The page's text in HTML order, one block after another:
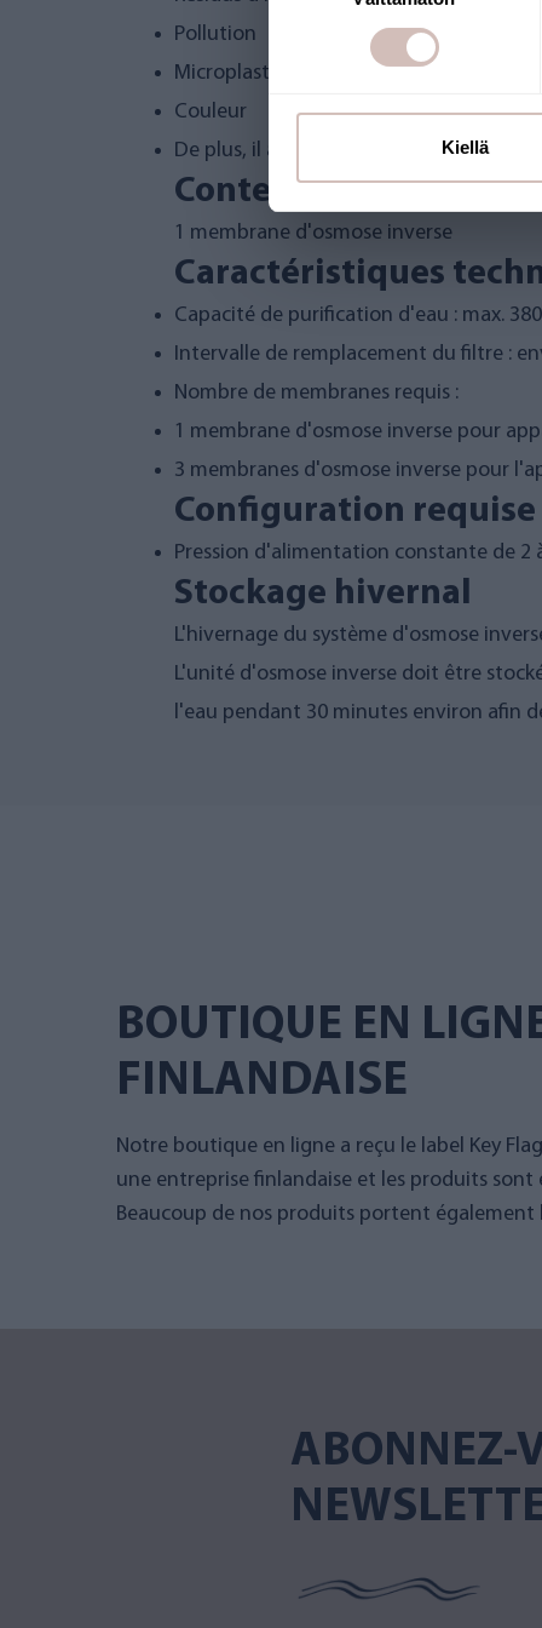
Kiellä
Pollution
Microplastiques
Couleur
De plus, il adoucit l'eau
Contenu de
1 membrane d'osmose inverse
Caractéristiques
Capacité de purification d'eau : max.
Intervalle de remplacement du filtre :
Nombre de membranes requis :
1 membrane d'osmose inverse pour
3 membranes d'osmose inverse pour
Configuration requise
Pression d'alimentation constante de 2
Stockage hivernal
L'hivernage du système d'osmose
L'unité d'osmose inverse doit être
l'eau pendant 30 minutes environ afin
BOUTIQUE EN
FINLANDAISE
Notre boutique en ligne a reçu le label Key
une entreprise finlandaise et les produits sont
Beaucoup de nos produits portent également
ABONNEZ-